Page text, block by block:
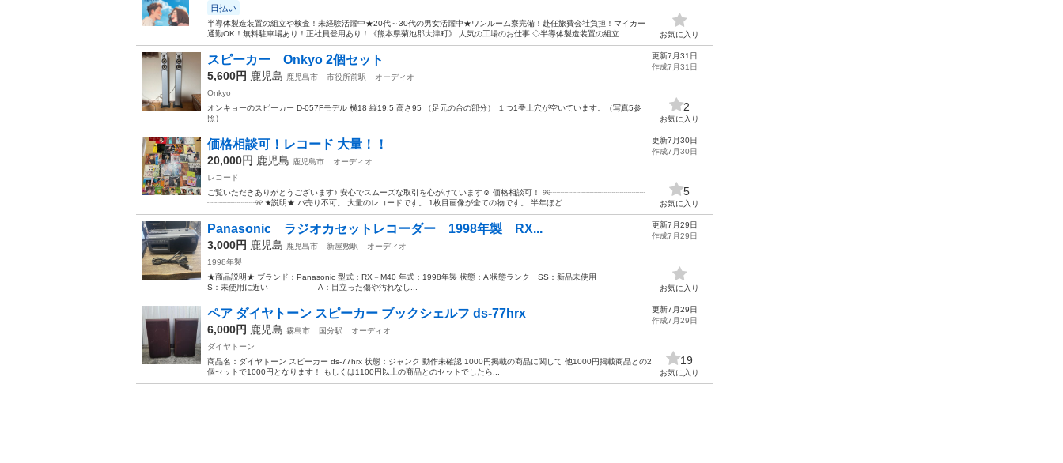
日払い
半導体製造装置の組立や検査！未経験活躍中★20代～30代の男女活躍中★ワンルーム寮完備！赴任旅費会社負担！マイカー
通勤OK！無料駐車場あり！正社員登用あり！《熊本県菊池郡大津町》 人気の工場のお仕事 ◇半導体製造装置の組立...
お気に入り
スピーカー Onkyo 2個セット
5,600円 鹿児島 鹿児島市 市役所前駅
オーディオ
Onkyo
オンキョーのスピーカー D-057Fモデル 横18 縦19.5 高さ95 （足元の台の部分） １つ1番上穴が空いています。（写真5参
照）
更新7月31日
作成7月31日
2
お気に入り
価格相談可！レコード 大量！！
20,000円 鹿児島 鹿児島市
オーディオ
レコード
ご覧いただきありがとうございます♪ 安心でスムーズな取引を心がけています☺️ 価格相談可！ ୨୧┈┈┈┈┈┈┈┈┈┈┈┈
┈┈┈┈┈┈୨୧ ★説明★ バ売り不可。 大量のレコードです。 1枚目画像が全ての物です。 半年ほど...
更新7月30日
作成7月30日
5
お気に入り
Panasonic ラジオカセットレコーダー 1998年製 RX...
3,000円 鹿児島 鹿児島市 新屋敷駅
オーディオ
1998年製
★商品説明★ ブランド：Panasonic 型式：RX－M40 年式：1998年製 状態：A 状態ランク SS：新品未使用
S：未使用に近い A：目立った傷や汚れなし...
更新7月29日
作成7月29日
お気に入り
ペア ダイヤトーン スピーカー ブックシェルフ ds-77hrx
6,000円 鹿児島 霧島市 国分駅
オーディオ
ダイヤトーン
商品名：ダイヤトーン スピーカー ds-77hrx 状態：ジャンク 動作未確認 1000円掲載の商品に関して 他1000円掲載商品との2
個セットで1000円となります！ もしくは1100円以上の商品とのセットでしたら...
更新7月29日
作成7月29日
19
お気に入り